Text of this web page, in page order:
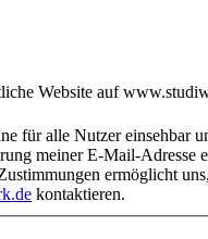
kontaktieren.